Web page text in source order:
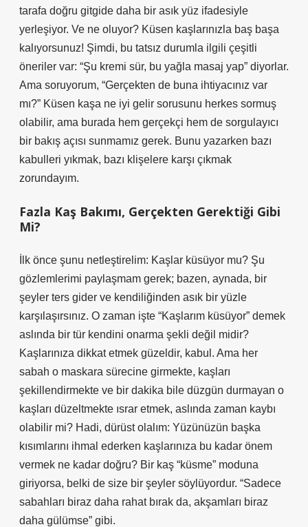
tarafa doğru gitgide daha bir asık yüz ifadesiyle
yerleşiyor. Ve ne oluyor? Küsen kaşlarınızla baş başa
kalıyorsunuz! Şimdi, bu tatsız durumla ilgili çeşitli
öneriler var: “Şu kremi sür, bu yağla masaj yap” diyorlar.
Ama soruyorum, “Gerçekten de buna ihtiyacınız var
mı?” Küsen kaşa ne iyi gelir sorusunu herkes sormuş
olabilir, ama burada hem gerçekçi hem de sorgulayıcı
bir bakış açısı sunmamız gerek. Bunu yazarken bazı
kabulleri yıkmak, bazı klişelere karşı çıkmak
zorundayım.
Fazla Kaş Bakımı, Gerçekten Gerektiği Gibi
Mi?
İlk önce şunu netleştirelim: Kaşlar küsüyor mu? Şu
gözlemlerimi paylaşmam gerek; bazen, aynada, bir
şeyler ters gider ve kendiliğinden asık bir yüzle
karşılaşırsınız. O zaman işte “Kaşlarım küsüyor” demek
aslında bir tür kendini onarma şekli değil midir?
Kaşlarınıza dikkat etmek güzeldir, kabul. Ama her
sabah o maskara sürecine girmekte, kaşları
şekillendirmekte ve bir dakika bile düzgün durmayan o
kaşları düzeltmekte ısrar etmek, aslında zaman kaybı
olabilir mi? Hadi, dürüst olalım: Yüzünüzün başka
kısımlarını ihmal ederken kaşlarınıza bu kadar önem
vermek ne kadar doğru? Bir kaş “küsme” moduna
giriyorsa, belki de size bir şeyler söylüyordur. “Sadece
sabahları biraz daha rahat bırak da, akşamları biraz
daha gülümse” gibi.